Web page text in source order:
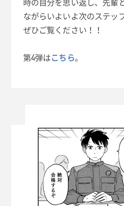
時の自分を思い返し、先輩
ながらいよいよ次のステッ
ぜひご覧ください！！
第4弾はこちら。